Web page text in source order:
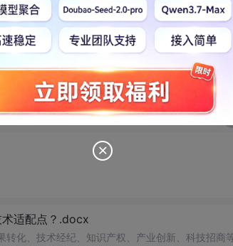
动态 举报
切换
适配点？.docx
化、技术经纪、知识产权、产业创新、科技招商